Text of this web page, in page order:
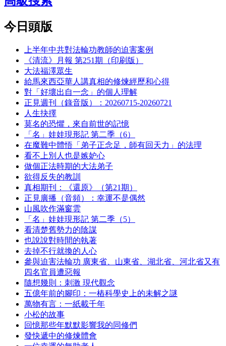
今日頭版
上半年中共對法輪功教師的迫害案例
《清流》月報 第251期（印刷版）
大法福澤眾生
給馬來西亞華人講真相的修煉經歷和心得
對「好壞出自一念」的個人理解
正見週刊（錄音版）：20260715-20260721
人生抉擇
莫名的恐懼，來自前世的記憶
「名」娃娃現形記 第二季（6）
在魔難中體悟「弟子正念足，師有回天力」的法理
看不上別人也是嫉妒心
做個正法時期的大法弟子
欲得反失的教訓
真相期刊：《還原》（第21期）
正見廣播（音頻）：幸運不是偶然
山風吹作滿窗雲
「名」娃娃現形記 第二季（5）
看清楚舊勢力的陰謀
也說說對時間的執著
去掉不行就換的人心
參與迫害法輪功 廣東省、山東省、湖北省、河北省又有
四名官員遭惡報
隨想幾則：刺激 現代觀念
五億年前的腳印：一樁科學史上的未解之謎
萬物有言：一紙載千年
小松的故事
回憶那些年默默影響我的同修們
發快遞中的修煉體會